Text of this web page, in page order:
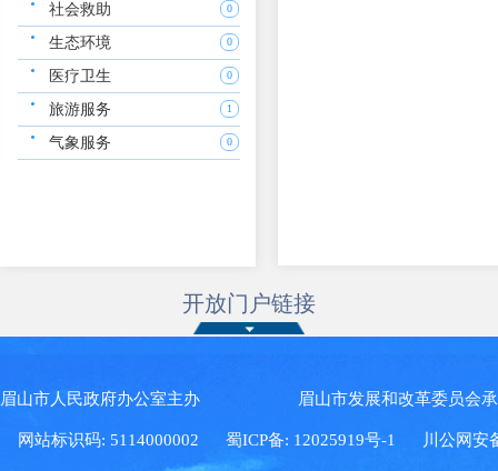
社会救助 0
生态环境 0
医疗卫生 0
旅游服务 1
气象服务 0
开放门户链接
眉山市人民政府办公室主办 眉山市发展和改革委员
网站标识码: 5114000002 蜀ICP备: 12025919号-1 川公网安